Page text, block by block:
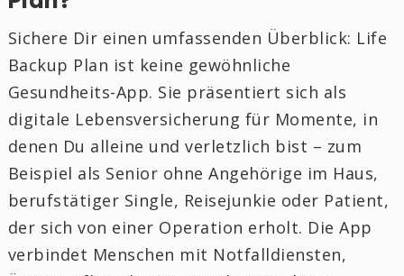
Sichere Dir einen umfassenden Überblick: Life
Backup Plan ist keine gewöhnliche
Gesundheits-App. Sie präsentiert sich als
digitale Lebensversicherung für Momente, in
denen Du alleine und verletzlich bist – zum
Beispiel als Senior ohne Angehörige im Haus,
berufstätiger Single, Reisejunkie oder Patient,
der sich von einer Operation erholt. Die App
verbindet Menschen mit Notfalldiensten,